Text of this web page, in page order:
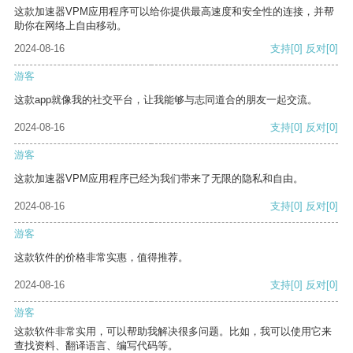
这款加速器VPM应用程序可以给你提供最高速度和安全性的连接，并帮
助你在网络上自由移动。
2024-08-16
支持[0] 反对[0]
游客
这款app就像我的社交平台，让我能够与志同道合的朋友一起交流。
2024-08-16 支持[0] 反对[0]
游客
这款加速器VPM应用程序已经为我们带来了无限的隐私和自由。
2024-08-16 支持[0] 反对[0]
游客
这款软件的价格非常实惠，值得推荐。
2024-08-16 支持[0] 反对[0]
游客
这款软件非常实用，可以帮助我解决很多问题。比如，我可以使用它来
查找资料、翻译语言、编写代码等。